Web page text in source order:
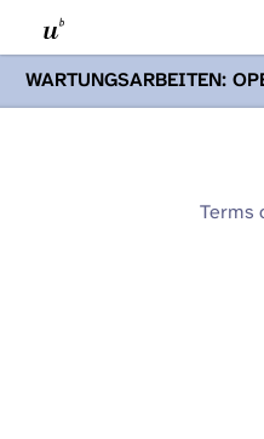
WARTUNGSARBEITEN:
PODCASTS & TOBIRA
Opencast-Videos undTerms